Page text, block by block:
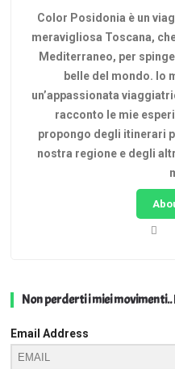
Color Posidonia è un
meravigliosa Toscana,
Mediterraneo, per
belle del mondo. Io
un’appassionata
racconto le mie
propongo degli itinerari
nostra regione e degli
Non perderti i miei
Email Address